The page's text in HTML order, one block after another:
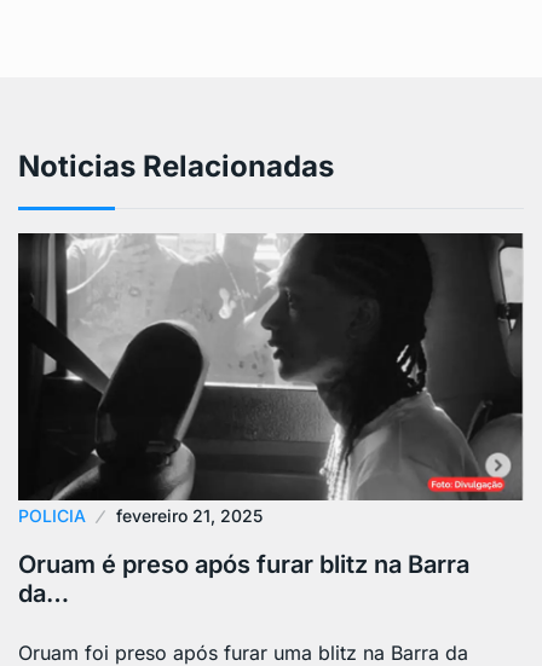
Noticias Relacionadas
POLICIA fevereiro 21, 2025
Oruam é preso após furar blitz na Barra
da…
Oruam foi preso após furar uma blitz na Barra da